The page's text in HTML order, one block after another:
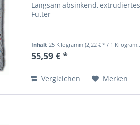
Langsam absinkend, extrudiertes
Futter
Inhalt25 Kilogramm(2,22 € * / 1 Kilogramm)
55,59 € *
Vergleichen Merken